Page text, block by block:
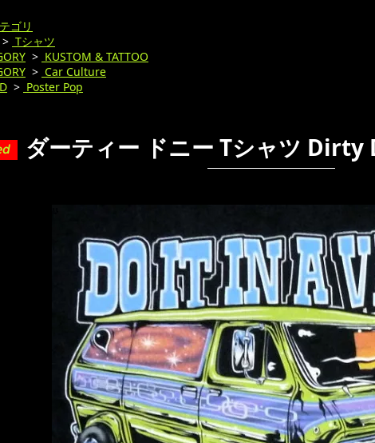
ゴリ
> Tシャツ
> KUSTOM & TATTOO
> Car Culture
> Poster Pop
ダーティー ドニー Tシャツ